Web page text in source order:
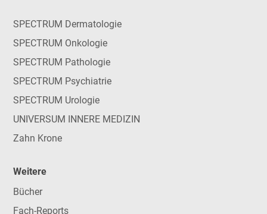
SPECTRUM Dermatologie
SPECTRUM Onkologie
SPECTRUM Pathologie
SPECTRUM Psychiatrie
SPECTRUM Urologie
UNIVERSUM INNERE MEDIZIN
Zahn Krone
Weitere
Bücher
Fach-Reports